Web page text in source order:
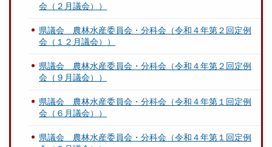
会（２月議会））
県議会 農林水産委員会・分科会（令和４年第２回定例
会（１２月議会））
県議会 農林水産委員会・分科会（令和４年第２回定例
会（９月議会））
県議会 農林水産委員会・分科会（令和４年第１回定例
会（６月議会））
県議会 農林水産委員会・分科会（令和４年第１回定例